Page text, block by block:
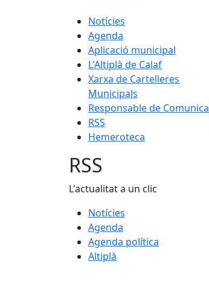
Notícies
Agenda
Aplicació municipal
L'Altiplà de Calaf
Xarxa de Cartelleres
Municipals
Responsable de
RSS
Hemeroteca
RSS
L'actualitat a un clic
Notícies
Agenda
Agenda política
Altiplà